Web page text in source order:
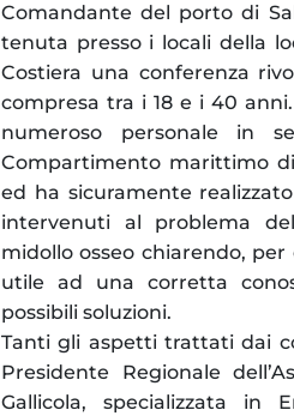
Comandante del porto di
tenuta presso i locali della
Costiera una conferenza
compresa tra i 18 e i 40 anni.
numeroso personale in
Compartimento marittimo di
ed ha sicuramente
intervenuti al problema
midollo osseo chiarendo,
utile ad una corretta
possibili soluzioni.
Tanti gli aspetti trattati dai
Presidente Regionale
Gallicola, specializzata in